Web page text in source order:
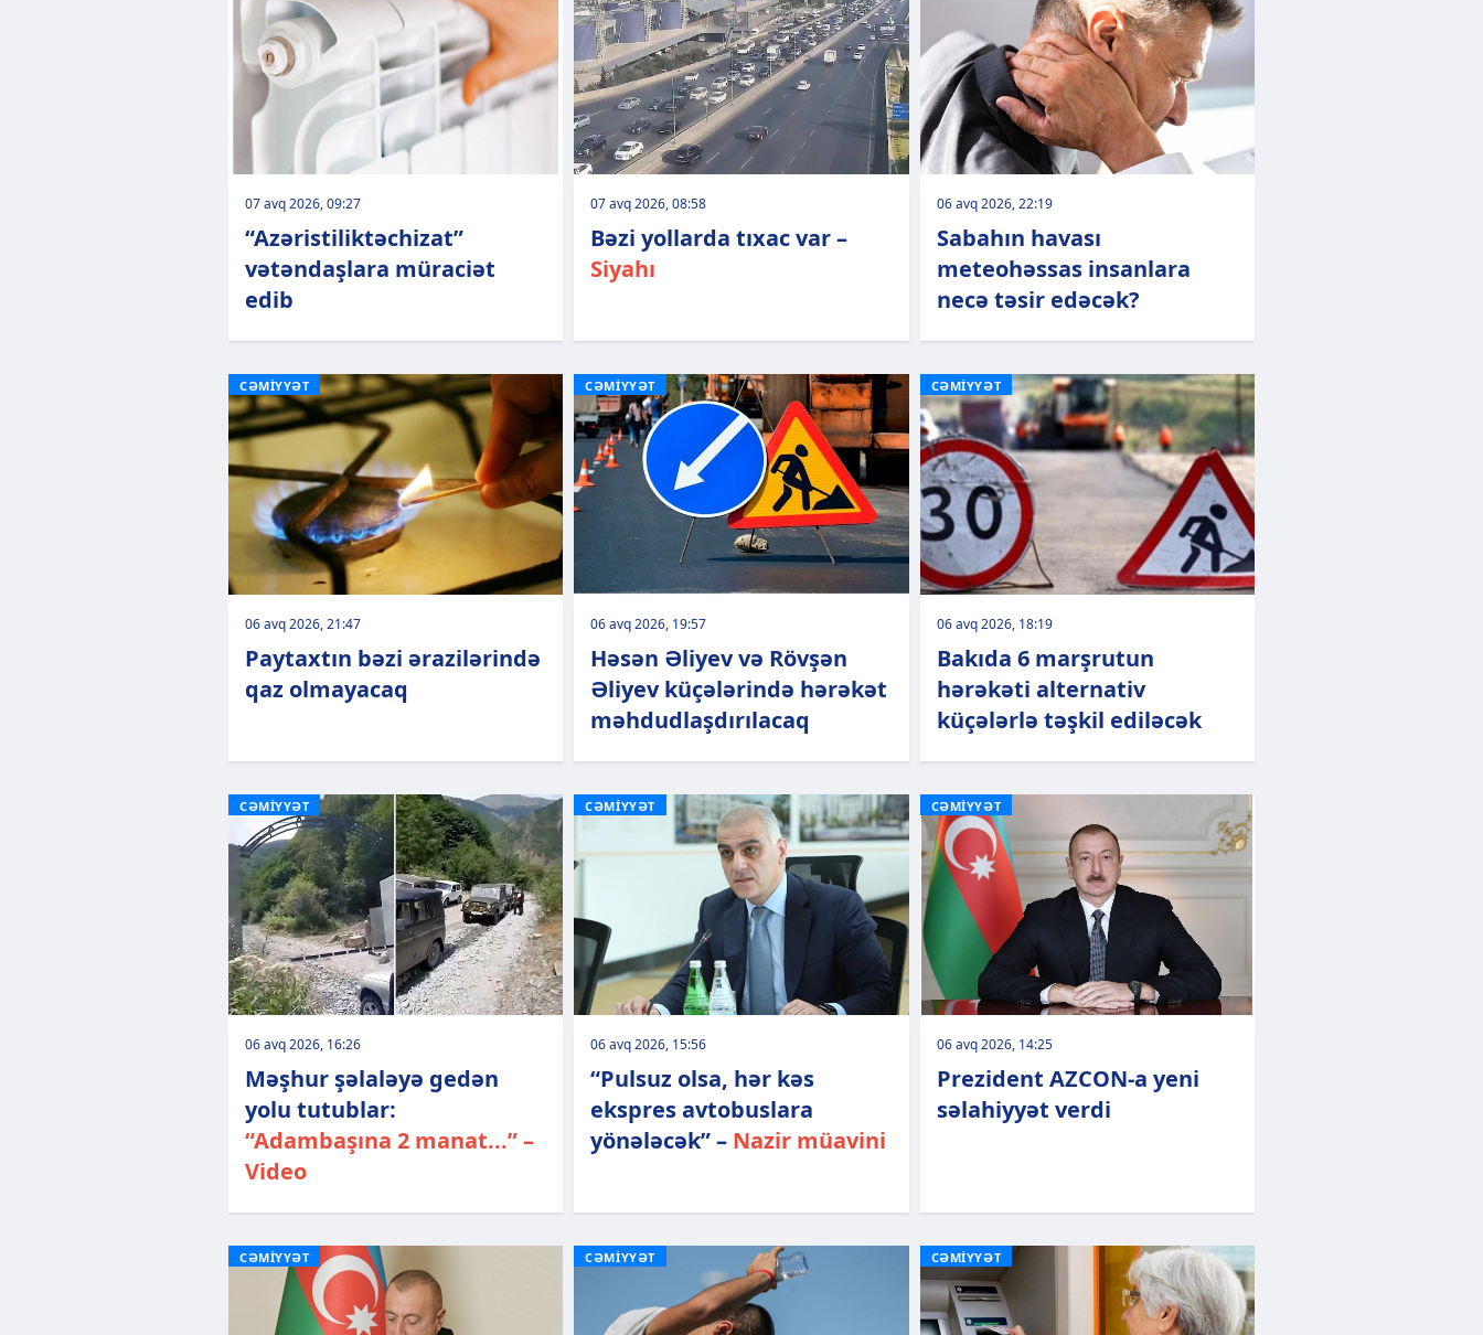
07 avq 2026, 09:27
“Azəristiliktəchizat”
vətəndaşlara müraciət
edib
07 avq 2026, 08:58
Bəzi yollarda tıxac var –
Siyahı
06 avq 2026, 22:19
Sabahın havası
meteohəssas insanlara
necə təsir edəcək?
CƏMİYYƏT
06 avq 2026, 21:47
Paytaxtın bəzi ərazilərində
qaz olmayacaq
CƏMİYYƏT
06 avq 2026, 19:57
Həsən Əliyev və Rövşən
Əliyev küçələrində hərəkət
məhdudlaşdırılacaq
CƏMİYYƏT
06 avq 2026, 18:19
Bakıda 6 marşrutun
hərəkəti alternativ
küçələrlə təşkil ediləcək
CƏMİYYƏT
06 avq 2026, 16:26
Məşhur şəlaləyə gedən
yolu tutublar:
“Adambaşına 2 manat...” –
Video
CƏMİYYƏT
06 avq 2026, 15:56
“Pulsuz olsa, hər kəs
ekspres avtobuslara
yönələcək” – Nazir müavini
CƏMİYYƏT
06 avq 2026, 14:25
Prezident AZCON-a yeni
səlahiyyət verdi
CƏMİYYƏT CƏMİYYƏT CƏMİYYƏT